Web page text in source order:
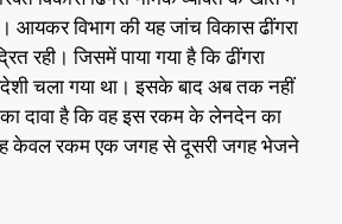
विभाग की यह जांच विकास ढींगरा
रही। जिसमें पाया गया है कि ढींगरा
चला गया था। इसके बाद अब तक नहीं
का दावा है कि वह इस रकम के लेनदेन का
वह केवल रकम एक जगह से दूसरी जगह भेजने